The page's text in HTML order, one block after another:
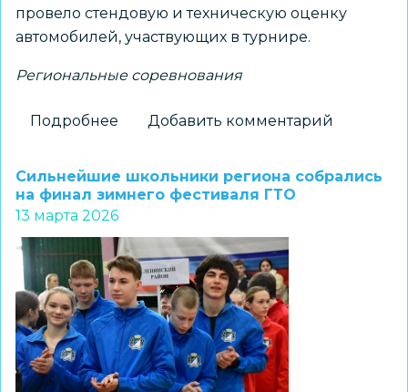
провело стендовую и техническую оценку
автомобилей, участвующих в турнире.
Региональные соревнования
Подробнее
стал
областных
соревнованиях
«Кубок
памяти
А.
И.
Демакова»
Добавить комментарий
Сильнейшие школьники региона собрались
на финал зимнего фестиваля ГТО
13 марта 2026